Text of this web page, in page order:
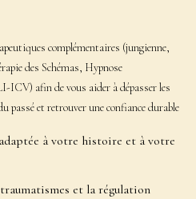
complémentaires (jungienne,
des Schémas, Hypnose
ICV) afin de vous aider à dépasser les
passé et retrouver une confiance durable
à votre histoire et à votre
et la régulation